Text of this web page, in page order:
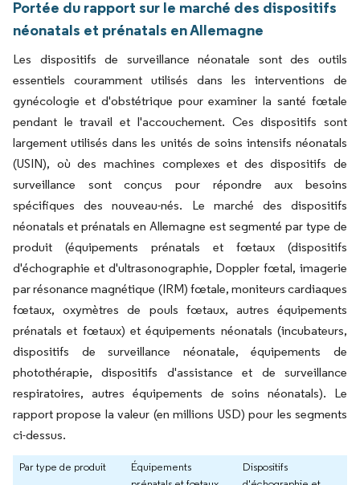
Portée du rapport sur le marché des dispositifs
néonatals et prénatals en Allemagne
Les dispositifs de surveillance néonatale sont des outils
essentiels couramment utilisés dans les interventions de
gynécologie et d'obstétrique pour examiner la santé fœtale
pendant le travail et l'accouchement. Ces dispositifs sont
largement utilisés dans les unités de soins intensifs néonatals
(USIN), où des machines complexes et des dispositifs de
surveillance sont conçus pour répondre aux besoins
spécifiques des nouveau-nés. Le marché des dispositifs
néonatals et prénatals en Allemagne est segmenté par type de
produit (équipements prénatals et fœtaux (dispositifs
d'échographie et d'ultrasonographie, Doppler fœtal, imagerie
par résonance magnétique (IRM) fœtale, moniteurs cardiaques
fœtaux, oxymètres de pouls fœtaux, autres équipements
prénatals et fœtaux) et équipements néonatals (incubateurs,
dispositifs de surveillance néonatale, équipements de
photothérapie, dispositifs d'assistance et de surveillance
respiratoires, autres équipements de soins néonatals). Le
rapport propose la valeur (en millions USD) pour les segments
ci-dessus.
Par type de produit
Équipements
Dispositifs